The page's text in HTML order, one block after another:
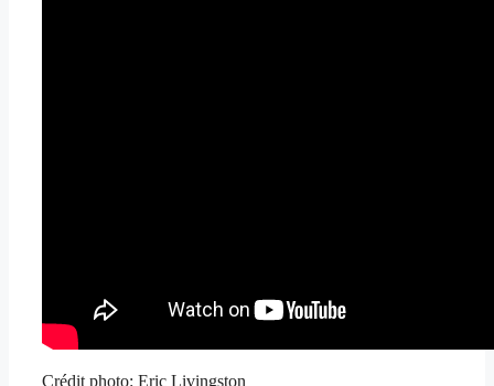
Crédit photo: Eric Livingston